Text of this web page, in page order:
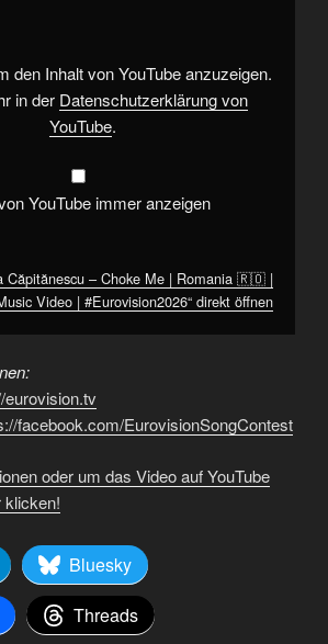
den Inhalt von YouTube anzuzeigen.
in der Datenschutzerklärung von
YouTube.
YouTube immer anzeigen
Căpitănescu – Choke Me | Romania 🇷🇴 |
Video | #Eurovision2026“ direkt öffnen
eurovision.tv
facebook.com/EurovisionSongContest
oder um das Video auf YouTube
klicken!
Bluesky
Threads